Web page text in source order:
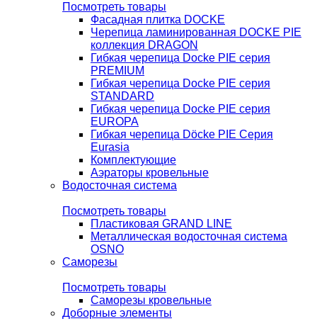
Посмотреть товары
Фасадная плитка DOCKE
Черепица ламинированная DOCKE PIE
коллекция DRAGON
Гибкая черепица Docke PIE серия
PREMIUM
Гибкая черепица Docke PIE серия
STANDARD
Гибкая черепица Docke PIE серия
EUROPA
Гибкая черепица Döcke PIE Серия
Eurasia
Комплектующие
Аэраторы кровельные
Водосточная система
Посмотреть товары
Пластиковая GRAND LINE
Металлическая водосточная система
OSNO
Саморезы
Посмотреть товары
Саморезы кровельные
Доборные элементы